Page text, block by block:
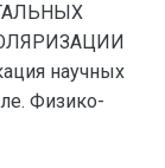
научных
Физико-